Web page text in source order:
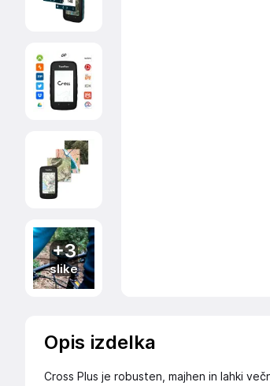
+3
slike
Opis izdelka
Cross Plus je robusten, majhen in lahki